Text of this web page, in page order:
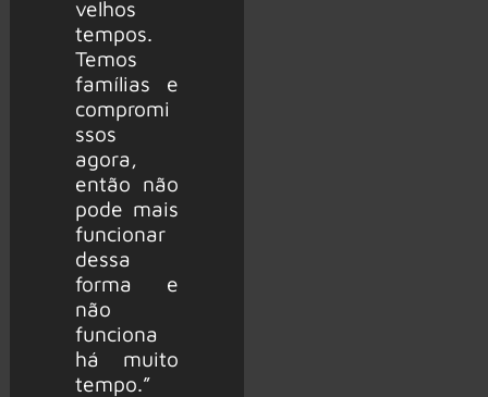
velhos
tempos.
Temos
famílias e
compromi
ssos
agora,
então não
pode mais
funcionar
dessa
forma e
não
funciona
há muito
tempo.”